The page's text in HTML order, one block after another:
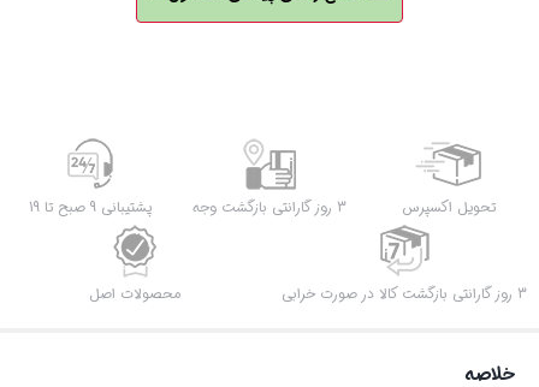
مدل
WE-
OT23
عدد
تحویل اکسپرس 3 روز گارانتی بازگشت وجه پشتیبانی 9 صبح تا 19
3 روز گارانتی بازگشت کالا در صورت خرابی محصولات اصل
خلاصه